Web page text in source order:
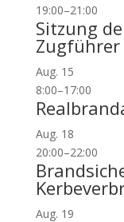
19:00–21:00
Sitzung
Aug. 15
8:00–17:00
Aug. 18
20:00–22:00
Aug. 19